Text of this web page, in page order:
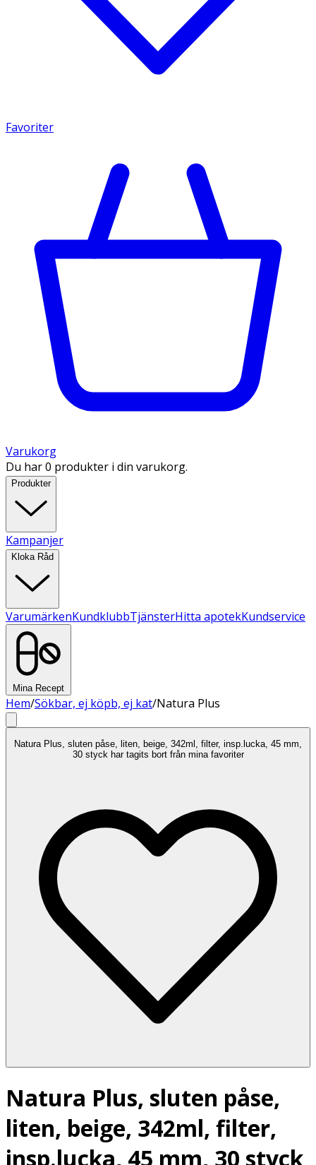
Favoriter
Varukorg
Du har 0 produkter i din varukorg.
Produkter
Kampanjer
Kloka Råd
VarumärkenKundklubbTjänsterHitta apotekKundservice
Mina Recept
Hem/Sökbar, ej köpb, ej kat/Natura Plus
Natura Plus, sluten påse, liten, beige, 342ml, filter, insp.lucka, 45 mm,
30 styck har tagits bort från mina favoriter
Natura Plus, sluten påse,
liten, beige, 342ml, filter,
insp.lucka, 45 mm, 30 styck